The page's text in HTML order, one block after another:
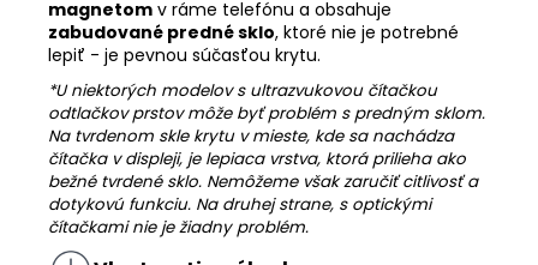
magnetom v ráme telefónu a obsahuje
zabudované predné sklo, ktoré nie je potrebné
lepiť - je pevnou súčasťou krytu.
*U niektorých modelov s ultrazvukovou čítačkou
odtlačkov prstov môže byť problém s predným sklom.
Na tvrdenom skle krytu v mieste, kde sa nachádza
čítačka v displeji, je lepiaca vrstva, ktorá prilieha ako
bežné tvrdené sklo. Nemôžeme však zaručiť citlivosť a
dotykovú funkciu. Na druhej strane, s optickými
čítačkami nie je žiadny problém.